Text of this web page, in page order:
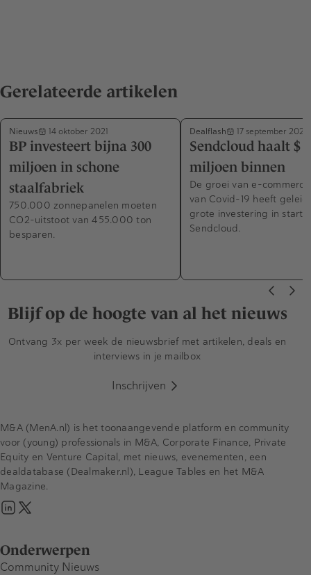
Gerelateerde artikelen
Nieuws 14 oktober 2021
BP investeert bijna 300
miljoen in schone
staalfabriek
750.000 zonnepanelen moeten
CO2-uitstoot van 455.000 ton
besparen.
Dealflash 17 september 2021
Sendcloud haalt $
miljoen binnen
De groei van e-
van Covid-19 heeft
grote investering in start-
Sendcloud.
Blijf op de hoogte van al het nieuws
Ontvang 3x per week de nieuwsbrief met artikelen, deals en
interviews in je mailbox
Inschrijven
Onderwerpen
Community Nieuws
M&A (MenA.nl) is het toonaangevende platform en community
voor (young) professionals in M&A, Corporate Finance, Private
Equity en Venture Capital, met nieuws, evenementen, een
dealdatabase (Dealmaker.nl), League Tables en het M&A
Magazine.